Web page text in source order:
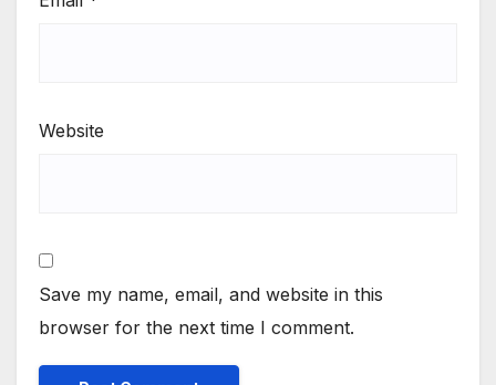
Website
Save my name, email, and website in this
browser for the next time I comment.